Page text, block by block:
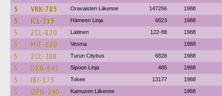
5 VRK-785 Oravaisten Liikenne 147256 1988
5 ICL-215 Hämeen Linja 6823 1988
5 ZCL-820 Laitinen 122-88 1988
5 MJE-820 Vesma 1988
5 ZCL-288 Turun Citybus 6828 1988
5 UXB-845 Sipoon Linja 485 1988
5 IBJ-175 Tokee 13177 1988
5 OPN-240 Kamusen Liikenne 1988